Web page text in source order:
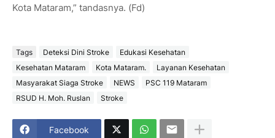
Kota Mataram,” tandasnya. (Fd)
Tags Deteksi Dini Stroke
Edukasi Kesehatan
Kesehatan Mataram
Kota Mataram.
Layanan Kesehatan
Masyarakat Siaga Stroke
NEWS
PSC 119 Mataram
RSUD H. Moh. Ruslan
Stroke
Facebook